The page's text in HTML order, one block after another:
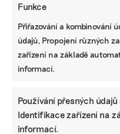
Funkce
Přiřazování a kombinování
údajů, Propojení různých
zařízení na základě
informací.
Používání přesných údajů
Identifikace zařízení na
informací.
„Národní plán
dobře, nicméně
podmínky
státních institucí. V
jdou úplně proti sobě,
místní rozvoj v tom
nabízí vlastní